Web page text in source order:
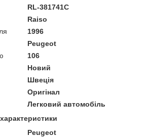
RL-381741C
Raiso
1996
Peugeot
106
Новий
Швеція
Оригінал
Легковий автомобіль
Peugeot